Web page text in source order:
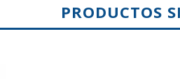
PRODUCTOS